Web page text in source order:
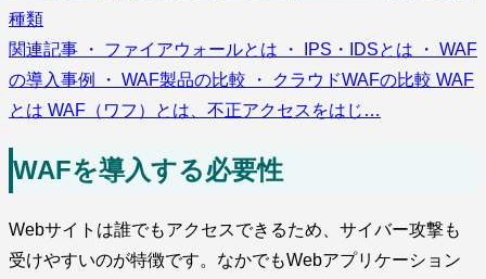
種類
関連記事 ・ ファイアウォールとは ・ IPS・IDSとは ・ WAF
の導入事例 ・ WAF製品の比較 ・ クラウドWAFの比較 WAF
とは WAF（ワフ）とは、不正アクセスをはじ…
WAFを導入する必要性
Webサイトは誰でもアクセスできるため、サイバー攻撃も
受けやすいのが特徴です。なかでもWebアプリケーション